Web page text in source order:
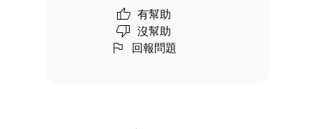
有幫助
沒幫助
回報問題